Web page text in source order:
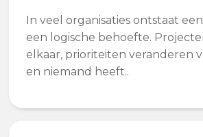
In veel organisaties ontstaat
een logische behoefte.
elkaar, prioriteiten veranderen
en niemand heeft..